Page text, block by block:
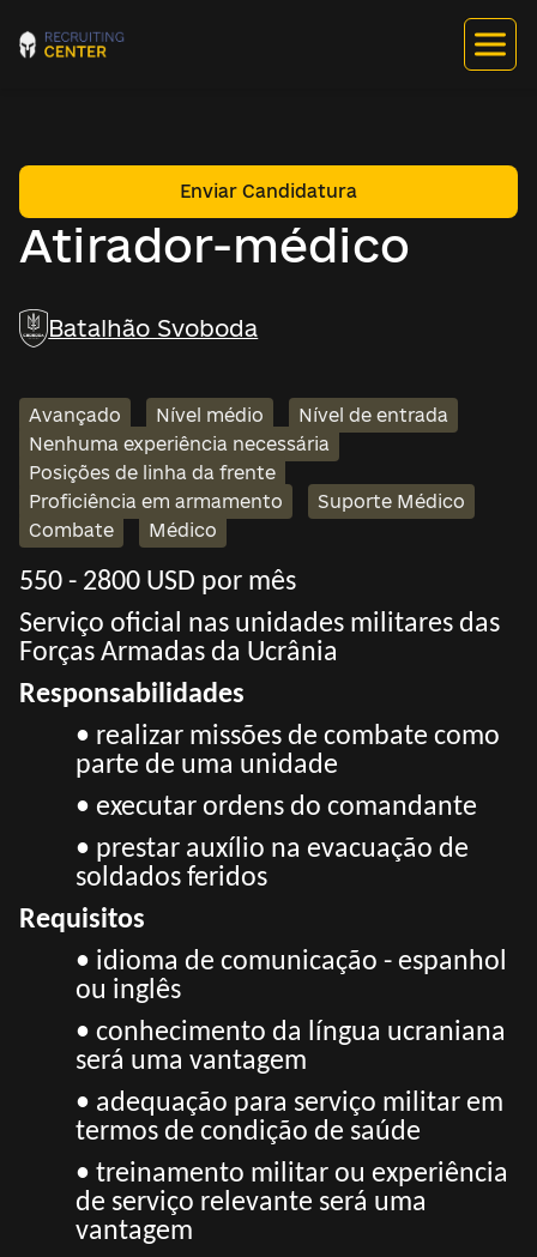
Atirador-médico
Enviar Candidatura
Batalhão Svoboda
Avançado Nível médio
Nível de entrada
Nenhuma experiência necessária
Posições de linha da frente
Proficiência em armamento
Suporte Médico
Combate
Médico
550 - 2800 USD por mês
Serviço oficial nas unidades militares das
Forças Armadas da Ucrânia
Responsabilidades
• realizar missões de combate como
parte de uma unidade
• executar ordens do comandante
• prestar auxílio na evacuação de
soldados feridos
Requisitos
• idioma de comunicação - espanhol
ou inglês
• conhecimento da língua ucraniana
será uma vantagem
• adequação para serviço militar em
termos de condição de saúde
• treinamento militar ou experiência
de serviço relevante será uma
vantagem